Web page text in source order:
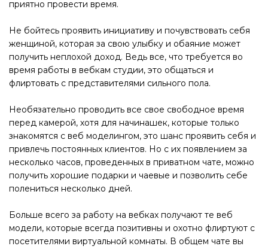
приятно провести время.
Не бойтесь проявить инициативу и почувствовать себя
женщиной, которая за свою улыбку и обаяние может
получить неплохой доход. Ведь все, что требуется во
время работы в вебкам студии, это общаться и
флиртовать с представителями сильного пола.
Необязательно проводить все свое свободное время
перед камерой, хотя для начинашек, которые только
знакомятся с веб моделингом, это шанс проявить себя и
привлечь постоянных клиентов. Но с их появлением за
несколько часов, проведенных в приватном чате, можно
получить хорошие подарки и чаевые и позволить себе
полениться несколько дней.
Больше всего за работу на вебках получают те веб
модели, которые всегда позитивны и охотно флиртуют с
посетителями виртуальной комнаты. В общем чате вы